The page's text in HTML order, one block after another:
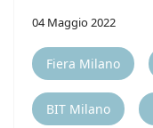
04 Maggio 2022
Fiera Milano
BIT Milano